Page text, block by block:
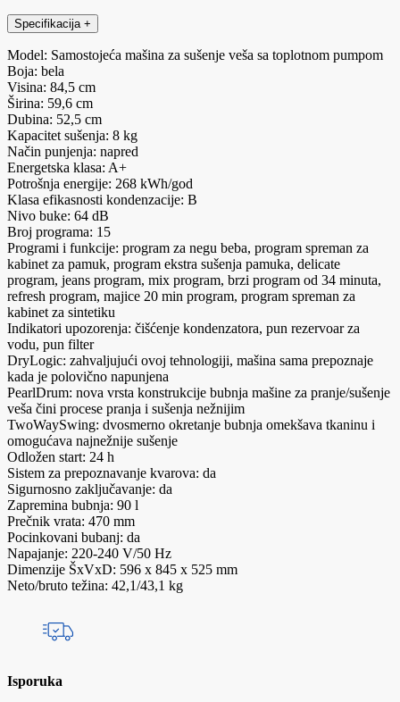
Specifikacija +
Model: Samostojeća mašina za sušenje veša sa toplotnom pumpom
Boja: bela
Visina: 84,5 cm
Širina: 59,6 cm
Dubina: 52,5 cm
Kapacitet sušenja: 8 kg
Način punjenja: napred
Energetska klasa: A+
Potrošnja energije: 268 kWh/god
Klasa efikasnosti kondenzacije: B
Nivo buke: 64 dB
Broj programa: 15
Programi i funkcije: program za negu beba, program spreman za
kabinet za pamuk, program ekstra sušenja pamuka, delicate
program, jeans program, mix program, brzi program od 34 minuta,
refresh program, majice 20 min program, program spreman za
kabinet za sintetiku
Indikatori upozorenja: čišćenje kondenzatora, pun rezervoar za
vodu, pun filter
DryLogic: zahvaljujući ovoj tehnologiji, mašina sama prepoznaje
kada je polovično napunjena
PearlDrum: nova vrsta konstrukcije bubnja mašine za pranje/sušenje
veša čini procese pranja i sušenja nežnijim
TwoWaySwing: dvosmerno okretanje bubnja omekšava tkaninu i
omogućava najnežnije sušenje
Odložen start: 24 h
Sistem za prepoznavanje kvarova: da
Sigurnosno zaključavanje: da
Zapremina bubnja: 90 l
Prečnik vrata: 470 mm
Pocinkovani bubanj: da
Napajanje: 220-240 V/50 Hz
Dimenzije ŠxVxD: 596 x 845 x 525 mm
Neto/bruto težina: 42,1/43,1 kg
Isporuka